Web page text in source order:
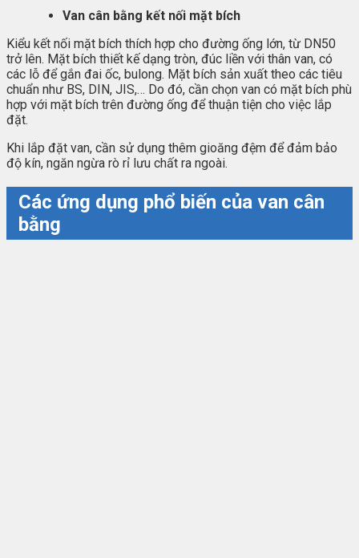
Van cân bằng kết nối mặt bích
Kiểu kết nối mặt bích thích hợp cho đường ống lớn, từ DN50
trở lên. Mặt bích thiết kế dạng tròn, đúc liền với thân van, có
các lỗ để gắn đai ốc, bulong. Mặt bích sản xuất theo các tiêu
chuẩn như BS, DIN, JIS,… Do đó, cần chọn van có mặt bích phù
hợp với mặt bích trên đường ống để thuận tiện cho việc lắp
đặt.
Khi lắp đặt van, cần sử dụng thêm gioăng đệm để đảm bảo
độ kín, ngăn ngừa rò rỉ lưu chất ra ngoài.
Các ứng dụng phổ biến của van cân
bằng